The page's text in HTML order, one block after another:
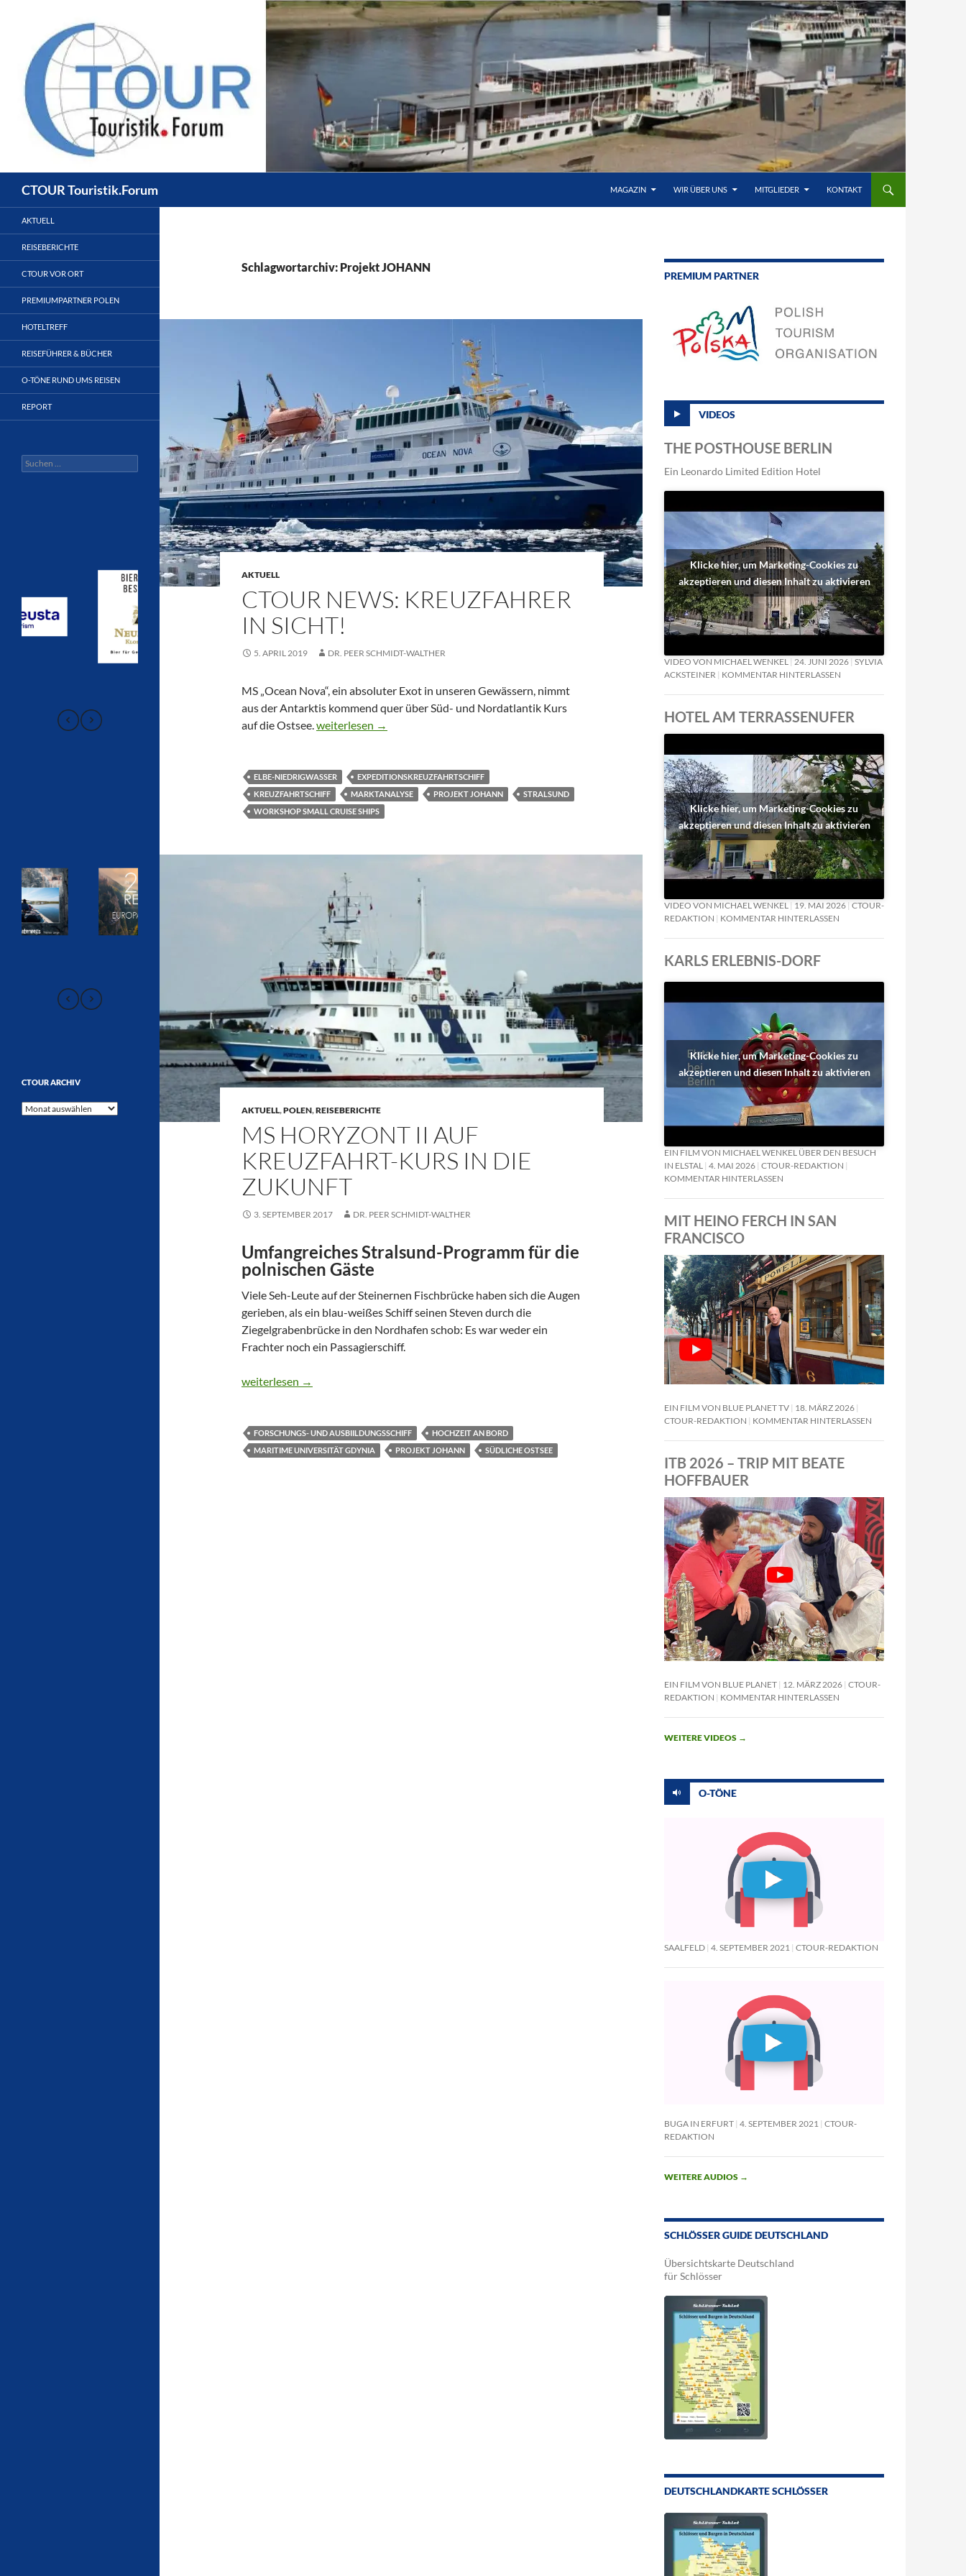
springen
CTOUR Touristik.Forum MAGAZIN WIR ÜBER UNS MITGLIEDER KONTAKT
Schlagwortarchiv: Projekt JOHANN
AKTUELL
CTOUR NEWS: KREUZFAHRER
IN SICHT!
5. APRIL 2019 DR. PEER SCHMIDT-WALTHER
MS „Ocean Nova“, ein absoluter Exot in unseren Gewässern, nimmt
aus der Antarktis kommend quer über Süd- und Nordatlantik Kurs
auf die Ostsee.Ctour news: Kreuzfahrer in Sicht!
weiterlesen →
ELBE-NIEDRIGWASSER
EXPEDITIONSKREUZFAHRTSCHIFF
KREUZFAHRTSCHIFF
MARKTANALYSE PROJEKT JOHANN
STRALSUND
WORKSHOP SMALL CRUISE SHIPS
AKTUELL,POLEN,REISEBERICHTE
MS HORYZONT II AUF
KREUZFAHRT-KURS IN DIE
ZUKUNFT
3. SEPTEMBER 2017 DR. PEER SCHMIDT-WALTHER
Umfangreiches Stralsund-Programm für die
polnischen Gäste
Viele Seh-Leute auf der Steinernen Fischbrücke haben sich die Augen
gerieben, als ein blau-weißes Schiff seinen Steven durch die
Ziegelgrabenbrücke in den Nordhafen schob: Es war weder ein
Frachter noch ein Passagierschiff.
MS HORYZONT II auf Kreuzfahrt-Kurs in die Zukunft
weiterlesen →
FORSCHUNGS- UND AUSBIILDUNGSSCHIFF
HOCHZEIT AN BORD
MARITIME UNIVERSITÄT GDYNIA
PROJEKT JOHANN SÜDLICHE OSTSEE
PREMIUM PARTNER
VIDEOS
THE POSTHOUSE BERLIN
Ein Leonardo Limited Edition Hotel
Klicke hier, um Marketing-Cookies zu
akzeptieren und diesen Inhalt zu aktivieren
VIDEO VON MICHAEL WENKEL 24. JUNI 2026 SYLVIA
ACKSTEINER
KOMMENTAR HINTERLASSEN
HOTEL AM TERRASSENUFER
Klicke hier, um Marketing-Cookies zu
akzeptieren und diesen Inhalt zu aktivieren
VIDEO VON MICHAEL WENKEL 19. MAI 2026 CTOUR-
REDAKTION
KOMMENTAR HINTERLASSEN
KARLS ERLEBNIS-DORF
Klicke hier, um Marketing-Cookies zu
akzeptieren und diesen Inhalt zu aktivieren
EIN FILM VON MICHAEL WENKEL ÜBER DEN BESUCH
IN ELSTAL 4. MAI 2026 CTOUR-REDAKTION
KOMMENTAR HINTERLASSEN
MIT HEINO FERCH IN SAN
FRANCISCO
EIN FILM VON BLUE PLANET TV 18. MÄRZ 2026
CTOUR-REDAKTION
KOMMENTAR HINTERLASSEN
ITB 2026 – TRIP MIT BEATE
HOFFBAUER
EIN FILM VON BLUE PLANET 12. MÄRZ 2026 CTOUR-
REDAKTION
KOMMENTAR HINTERLASSEN
WEITERE VIDEOS →
O-TÖNE
SAALFELD 4. SEPTEMBER 2021 CTOUR-REDAKTION
BUGA IN ERFURT 4. SEPTEMBER 2021
CTOUR-
REDAKTION
WEITERE AUDIOS →
SCHLÖSSER GUIDE DEUTSCHLAND
Übersichtskarte Deutschland
für Schlösser
DEUTSCHLANDKARTE SCHLÖSSER
AKTUELL
REISEBERICHTE
CTOUR VOR ORT
PREMIUMPARTNER POLEN
HOTELTREFF
REISEFÜHRER & BÜCHER
O-TÖNE RUND UMS REISEN
REPORT
Suchen
nach:
CTOUR ARCHIV
CTOUR